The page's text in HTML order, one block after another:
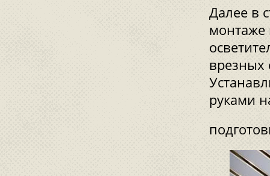
Далее в
монтаже
врезных
руками